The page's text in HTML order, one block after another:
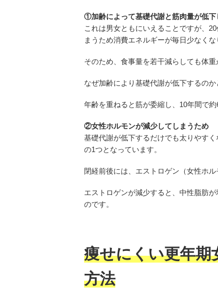
①加齢によって基礎代謝と筋肉量が低下
これは男女ともにいえることですが、
まうため消費エネルギーが毎日少なく
そのため、食事量を若干減らしても体
なぜ加齢により基礎代謝が低下するの
年齢を重ねると筋が委縮し、10年間で
②女性ホルモンが減少してしまうため
基礎代謝が低下するだけでも太りやす
の1つとなっています。
閉経前後には、エストロゲン（女性ホ
エストロゲンが減少すると、中性脂肪
のです。
痩せにくい更年
方法